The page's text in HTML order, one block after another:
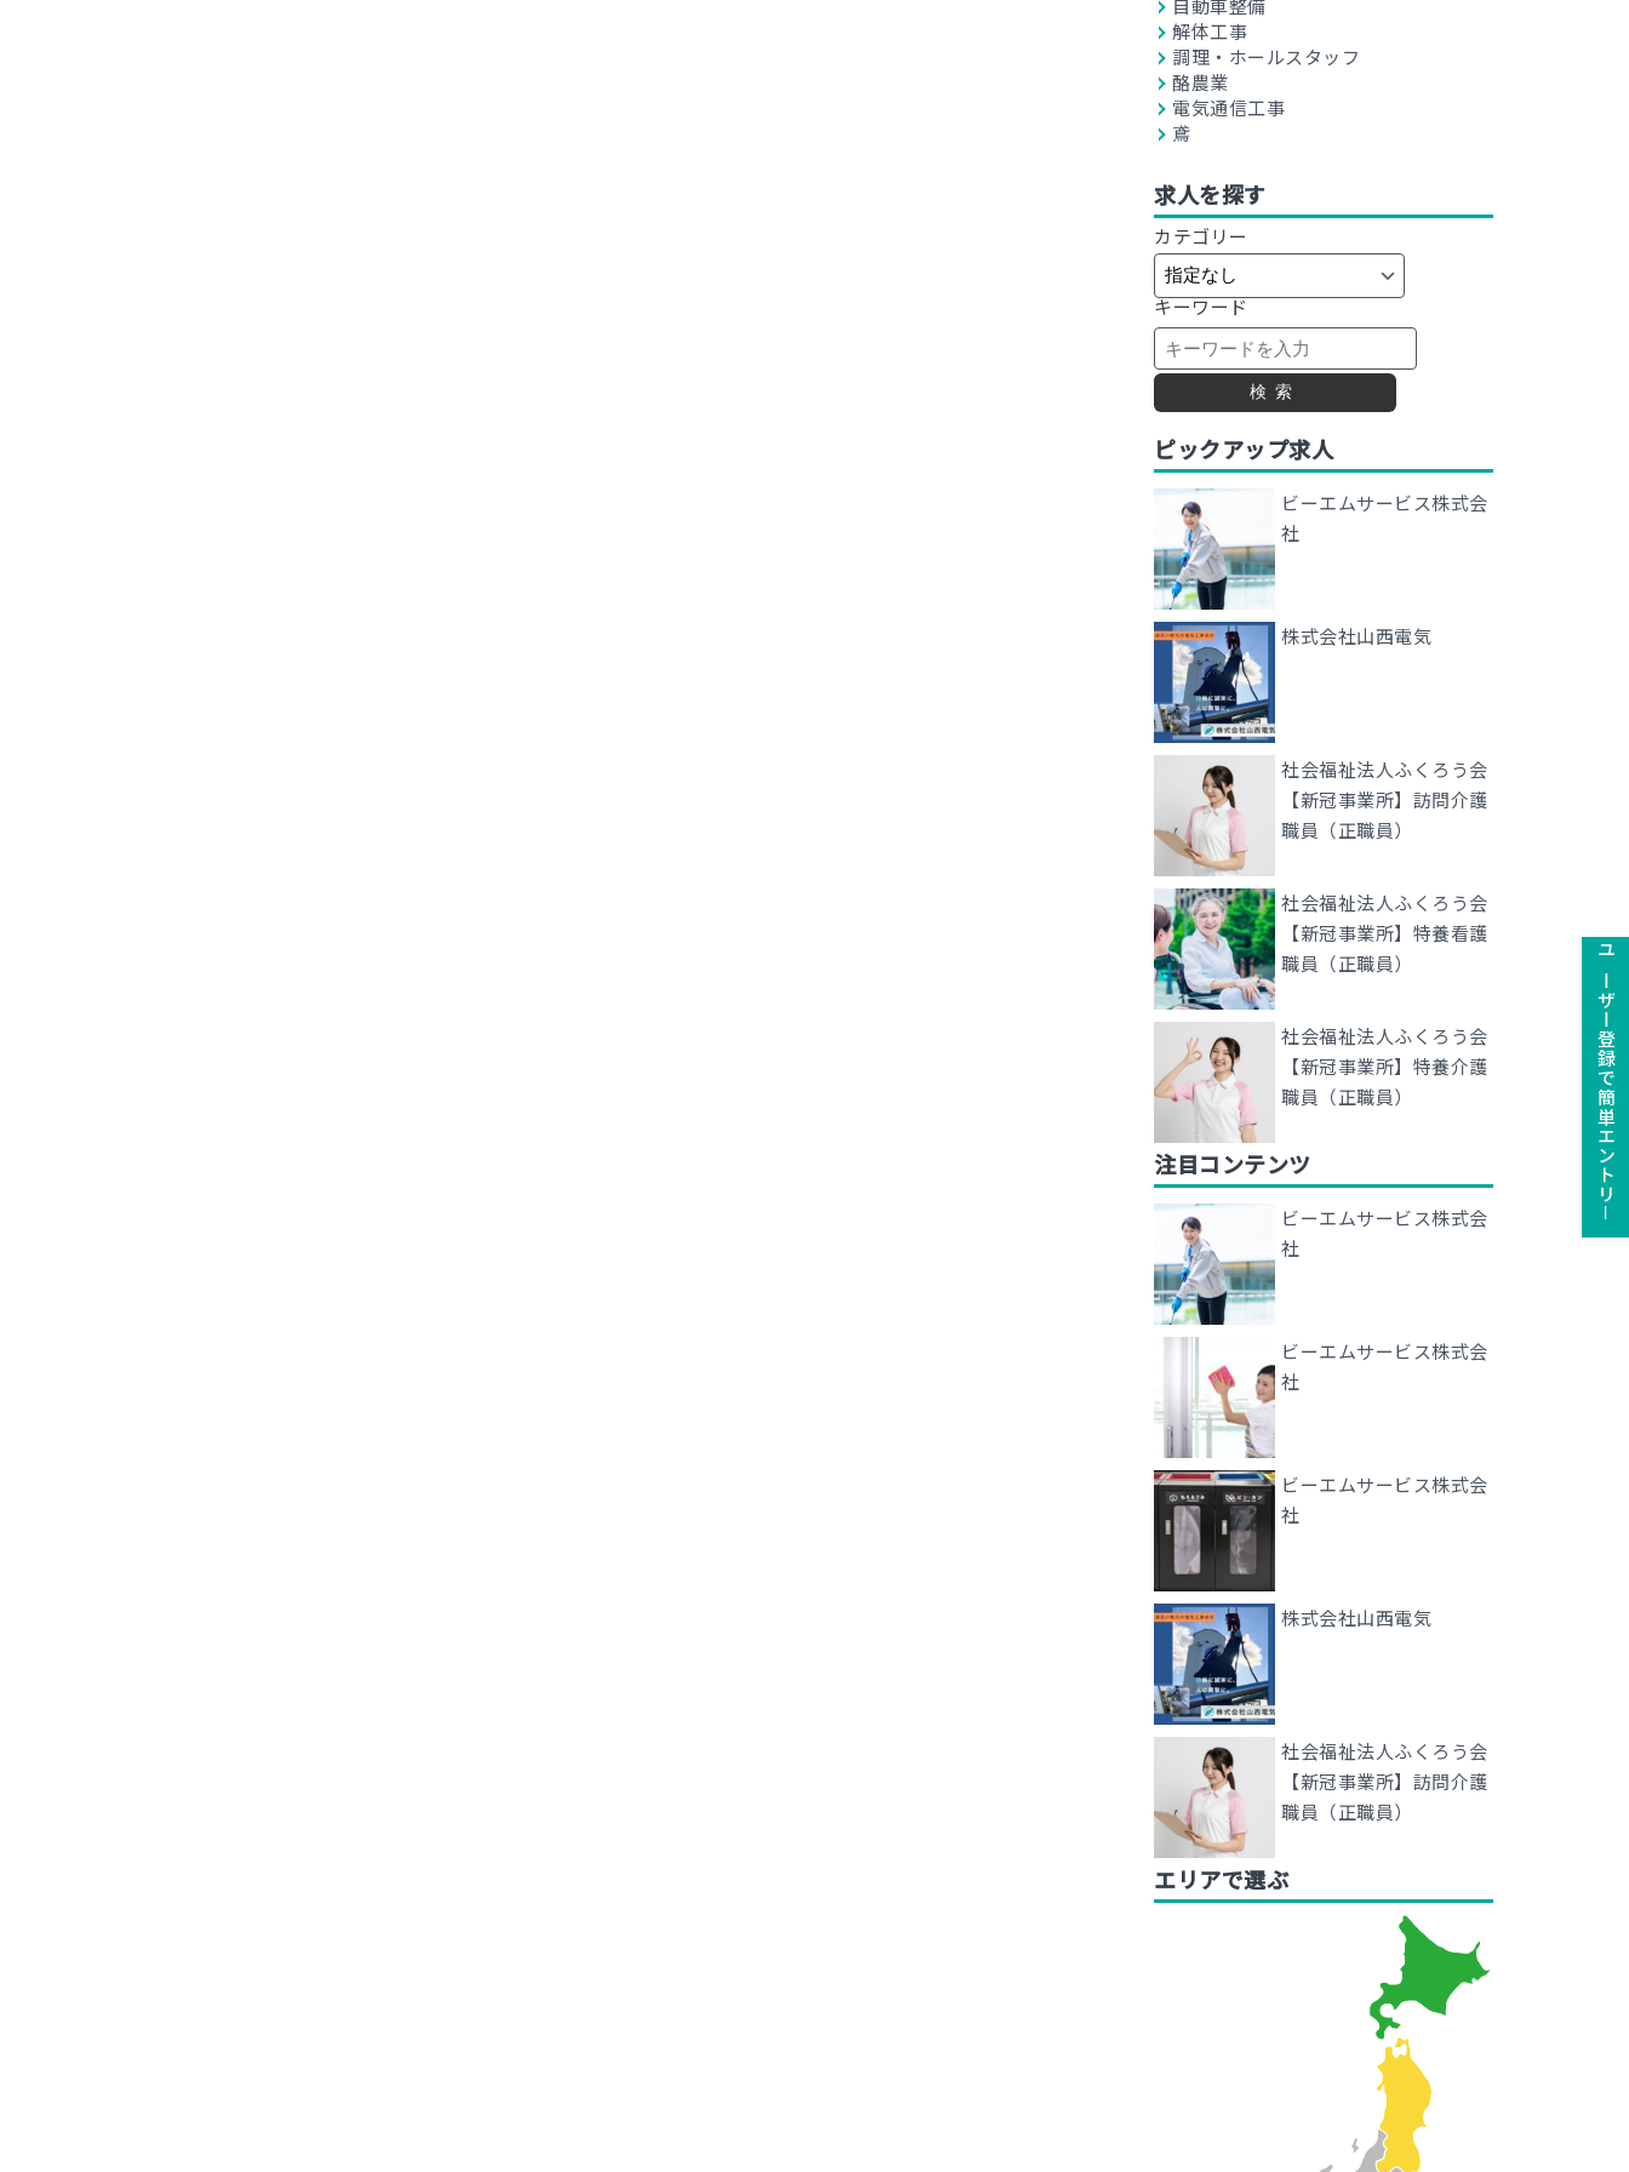
ユーザー登録で簡単エントリ－
自動車整備
解体工事
調理・ホールスタッフ
酪農業
電気通信工事
鳶
求人を探す
カテゴリー
キーワード
検索
ピックアップ求人
ビーエムサービス株式会
社
株式会社山西電気
社会福祉法人ふくろう会
【新冠事業所】訪問介護
職員（正職員）
社会福祉法人ふくろう会
【新冠事業所】特養看護
職員（正職員）
社会福祉法人ふくろう会
【新冠事業所】特養介護
職員（正職員）
注目コンテンツ
ビーエムサービス株式会
社
ビーエムサービス株式会
社
ビーエムサービス株式会
社
株式会社山西電気
社会福祉法人ふくろう会
【新冠事業所】訪問介護
職員（正職員）
エリアで選ぶ